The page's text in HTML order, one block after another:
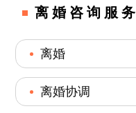
离婚咨询服务
离婚
离婚协调